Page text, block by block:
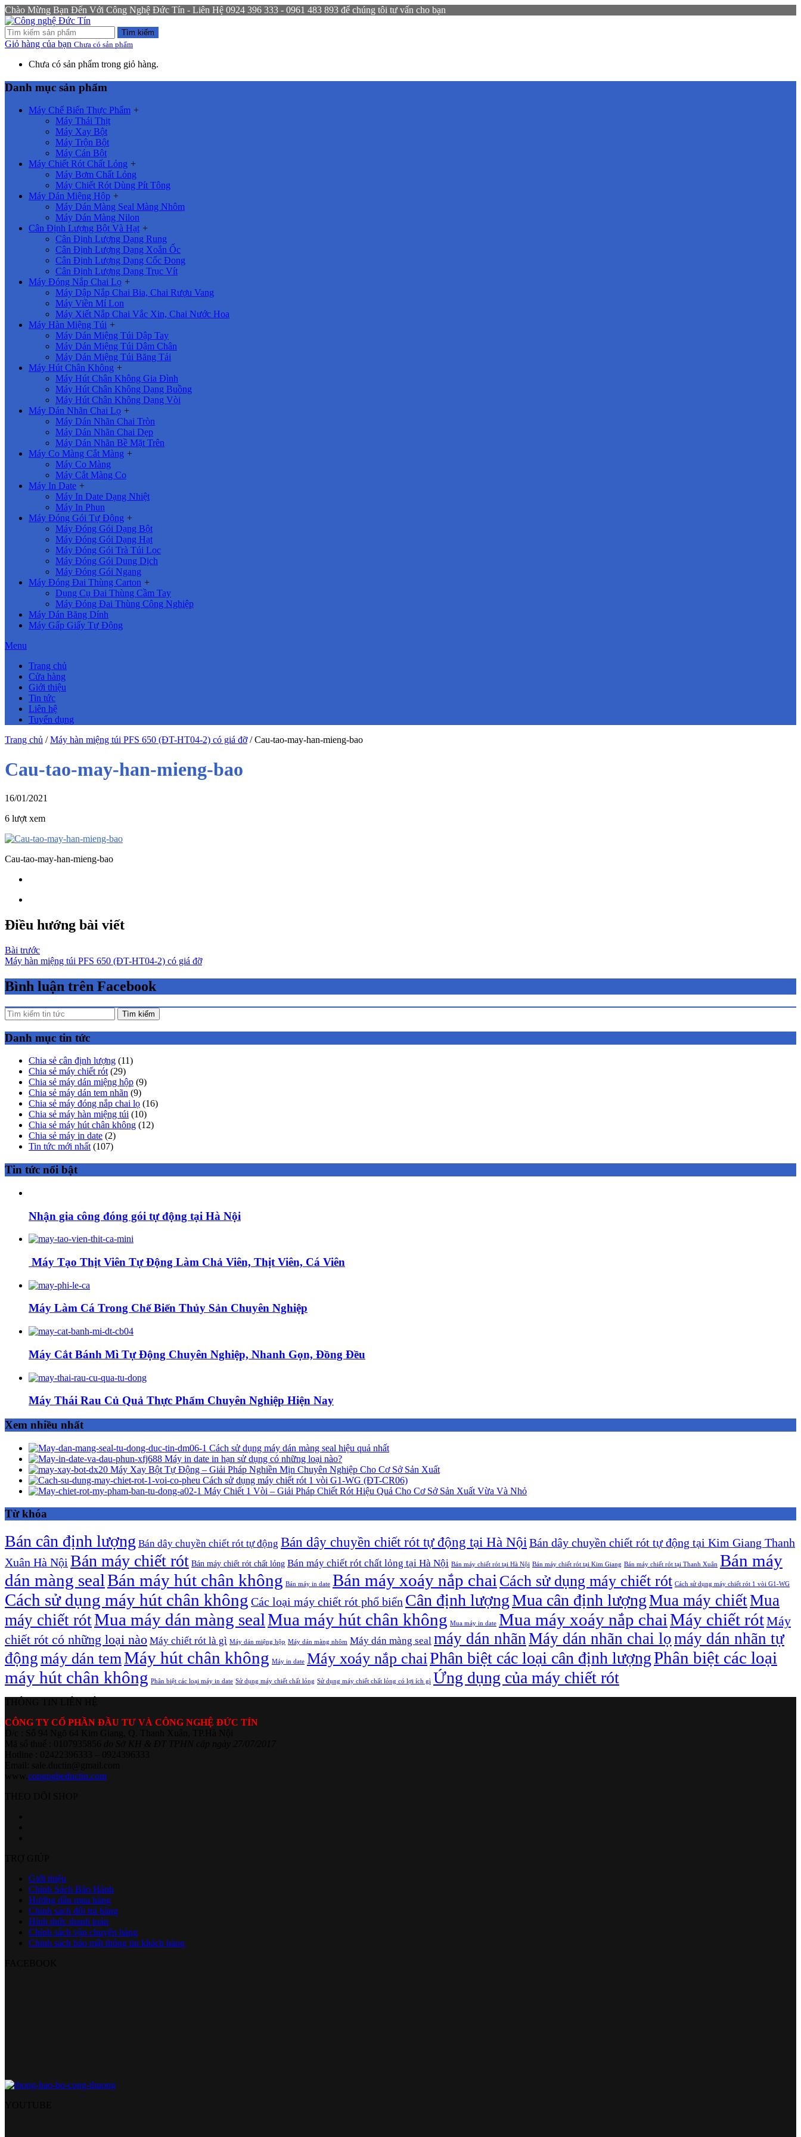
Chào Mừng Bạn Đến Với Công Nghệ Đức Tín - Liên Hệ 0924 396 333 - 0961 483 893 để chúng tôi tư vấn cho bạn
Tìm kiếm
Giỏ hàng của bạn Chưa có sản phẩm
Chưa có sản phẩm trong giỏ hàng.
Danh mục sản phẩm
Máy Chế Biến Thực Phẩm +
Máy Thái Thịt
Máy Xay Bột
Máy Trộn Bột
Máy Cán Bột
Máy Chiết Rót Chất Lỏng +
Máy Bơm Chất Lỏng
Máy Chiết Rót Dùng Pít Tông
Máy Dán Miệng Hộp +
Máy Dán Màng Seal Màng Nhôm
Máy Dán Màng Nilon
Cân Định Lượng Bột Và Hạt +
Cân Định Lượng Dạng Rung
Cân Định Lượng Dạng Xoắn Ốc
Cân Định Lượng Dạng Cốc Đong
Cân Định Lượng Dạng Trục Vít
Máy Đóng Nắp Chai Lọ +
Máy Dập Nắp Chai Bia, Chai Rượu Vang
Máy Viền Mí Lon
Máy Xiết Nắp Chai Vắc Xin, Chai Nước Hoa
Máy Hàn Miệng Túi +
Máy Dán Miệng Túi Dập Tay
Máy Dán Miệng Túi Dậm Chân
Máy Dán Miệng Túi Băng Tải
Máy Hút Chân Không +
Máy Hút Chân Không Gia Đình
Máy Hút Chân Không Dạng Buồng
Máy Hút Chân Không Dạng Vòi
Máy Dán Nhãn Chai Lọ +
Máy Dán Nhãn Chai Tròn
Máy Dán Nhãn Chai Dẹp
Máy Dán Nhãn Bề Mặt Trên
Máy Co Màng Cắt Màng +
Máy Co Màng
Máy Cắt Màng Co
Máy In Date +
Máy In Date Dạng Nhiệt
Máy In Phun
Máy Đóng Gói Tự Động +
Máy Đóng Gói Dạng Bột
Máy Đóng Gói Dạng Hạt
Máy Đóng Gói Trà Túi Lọc
Máy Đóng Gói Dung Dịch
Máy Đóng Gói Ngang
Máy Đóng Đai Thùng Carton +
Dụng Cụ Đai Thùng Cầm Tay
Máy Đóng Đai Thùng Công Nghiệp
Máy Dán Băng Dính
Máy Gấp Giấy Tự Động
Menu
Trang chủ
Cửa hàng
Giới thiệu
Tin tức
Liên hệ
Tuyển dụng
Trang chủ /Máy hàn miệng túi PFS 650 (ĐT-HT04-2) có giá đỡ/Cau-tao-may-han-mieng-bao
Cau-tao-may-han-mieng-bao
16/01/2021
6 lượt xem
Cau-tao-may-han-mieng-bao
Điều hướng bài viết
Bài trước
Máy hàn miệng túi PFS 650 (ĐT-HT04-2) có giá đỡ
Bình luận trên Facebook
Tìm kiếm
Danh mục tin tức
Chia sẻ cân định lượng (11)
Chia sẻ máy chiết rót (29)
Chia sẻ máy dán miệng hộp (9)
Chia sẻ máy dán tem nhãn (9)
Chia sẻ máy đóng nắp chai lọ (16)
Chia sẻ máy hàn miệng túi (10)
Chia sẻ máy hút chân không (12)
Chia sẻ máy in date (2)
Tin tức mới nhất (107)
Tin tức nổi bật
Nhận gia công đóng gói tự động tại Hà Nội
Máy Tạo Thịt Viên Tự Động Làm Chả Viên, Thịt Viên, Cá Viên
Máy Làm Cá Trong Chế Biến Thủy Sản Chuyên Nghiệp
Máy Cắt Bánh Mì Tự Động Chuyên Nghiệp, Nhanh Gọn, Đồng Đều
Máy Thái Rau Củ Quả Thực Phẩm Chuyên Nghiệp Hiện Nay
Xem nhiều nhất
Cách sử dụng máy dán màng seal hiệu quả nhất
Máy in date in hạn sử dụng có những loại nào?
Máy Xay Bột Tự Động – Giải Pháp Nghiền Mịn Chuyên Nghiệp Cho Cơ Sở Sản Xuất
Cách sử dụng máy chiết rót 1 vòi G1-WG (ĐT-CR06)
Máy Chiết 1 Vòi – Giải Pháp Chiết Rót Hiệu Quả Cho Cơ Sở Sản Xuất Vừa Và Nhỏ
Từ khóa
Bán cân định lượng Bán dây chuyền chiết rót tự động Bán dây chuyền chiết rót tự động tại Hà Nội Bán dây chuyền chiết rót tự động tại Kim Giang Thanh
Xuân Hà Nội Bán máy chiết rót Bán máy chiết rót chất lỏng Bán máy chiết rót chất lỏng tại Hà Nội Bán máy chiết rót tại Hà Nội Bán máy chiết rót tại Kim Giang Bán máy chiết rót tại Thanh Xuân Bán máy
dán màng sealBán máy hút chân không Bán máy in date Bán máy xoáy nắp chai Cách sử dụng máy chiết rót Cách sử dụng máy chiết rót 1 vòi G1-WG
Cách sử dụng máy hút chân không Các loại máy chiết rót phổ biến Cân định lượngMua cân định lượngMua máy chiếtMua
máy chiết rótMua máy dán màng sealMua máy hút chân không Mua máy in date Mua máy xoáy nắp chaiMáy chiết rótMáy
chiết rót có những loại nào Máy chiết rót là gì Máy dán miệng hộp Máy dán màng nhôm Máy dán màng seal máy dán nhãnMáy dán nhãn chai lọmáy dán nhãn tự
độngmáy dán temMáy hút chân không Máy in date Máy xoáy nắp chaiPhân biệt các loại cân định lượngPhân biệt các loại
máy hút chân không Phân biệt các loại máy in date Sử dụng máy chiết chất lỏng Sử dụng máy chiết chất lỏng có lợi ích gì Ứng dụng của máy chiết rót
CÔNG TY CỔ PHẦN ĐẦU TƯ VÀ CÔNG NGHỆ ĐỨC TÍN
congngheductin.com
Giới thiệu
Chính Sách Bảo Hành
Hướng dẫn mua hàng
Chính sách đổi trả hàng
Hình thức thanh toán
Chính sách vận chuyển hàng
Chính sách bảo mật thông tin khách hàng